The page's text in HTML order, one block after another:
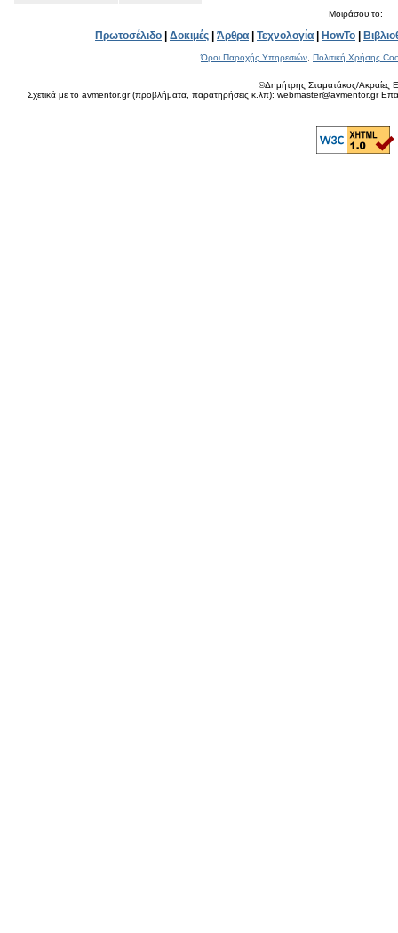
Μοιράσου το:
Πρωτοσέλιδο | Δοκιμές | Άρθρα | Τεχνολογία | HowTo |
Όροι Παροχής Υπηρεσιών Πολιτική Χρήσης
©Δημήτρης Σταματάκος/Ακραίες
Σχετικά με το avmentor.gr (προβλήματα, παρατηρήσεις κ.λπ): webmaster@avmentor.gr